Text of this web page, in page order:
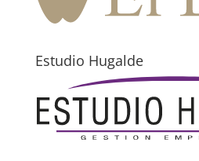
Estudio Hugalde